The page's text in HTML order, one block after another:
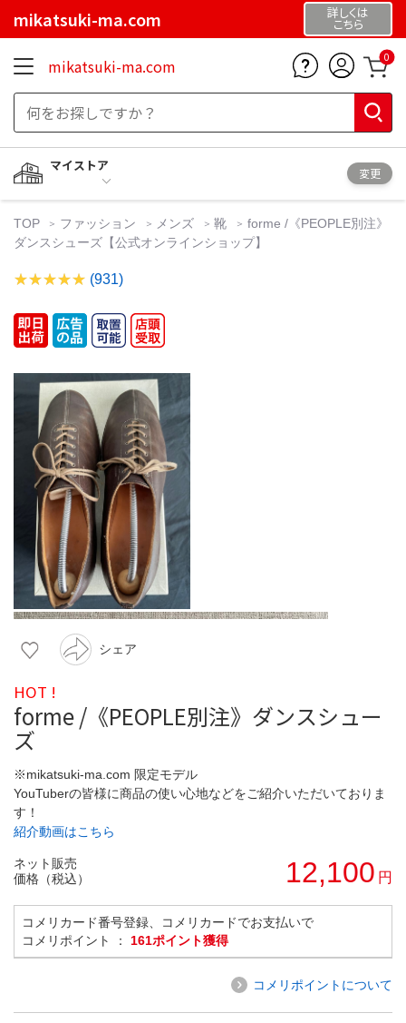
mikatsuki-ma.com 詳しくは
こちら
mikatsuki-ma.com 0
マイストア
変更
TOP ファッション メンズ 靴
forme /《PEOPLE別注》
ダンスシューズ【公式オンラインショップ】
(931)
シェア
HOT !
forme /《PEOPLE別注》ダンスシュー
ズ
※mikatsuki-ma.com 限定モデル
YouTuberの皆様に商品の使い心地などをご紹介いただいておりま
す！
紹介動画はこちら
ネット販売
価格（税込）
12,100 円
コメリカード番号登録、コメリカードでお支払いで
コメリポイント ： 161ポイント獲得
コメリポイントについて